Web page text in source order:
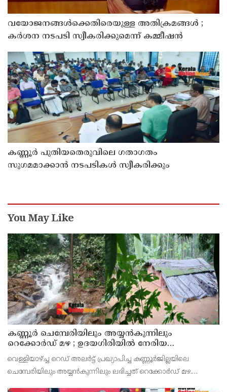
വയോജനങ്ങൾക്കെതിരെയുള്ള അതിക്രമങ്ങൾ ;
കർശന നടപടി സ്വീകരിക്കുമെന്ന് കമ്മീഷൻ
കണ്ണൂർ പുതിയതെരുവിലെ ഗതാഗതം
സുഗമമാക്കാന്‍ നടപടികള്‍ സ്വീകരിക്കും
You May Like
കണ്ണൂർ ചെമ്പേരിയിലും അയ്യൻകുന്നിലും
റെക്കോർഡ് മഴ ; ഉദയഗിരിയിൽ നേരിയ
ഉരുൾപൊട്ടൽ; 13 പേരെ ക്യാമ്പിലേക്ക് മാറ്റി
വെള്ളിയാഴ്ച്ച റെഡ് അലർട്ട് പ്രഖ്യാപിച്ച കണ്ണൂർജില്ലയിലെ
ചെമ്പേരിയിലും അയ്യൻകുന്നിലും ലഭിച്ചത് റെക്കോർഡ് മഴ.